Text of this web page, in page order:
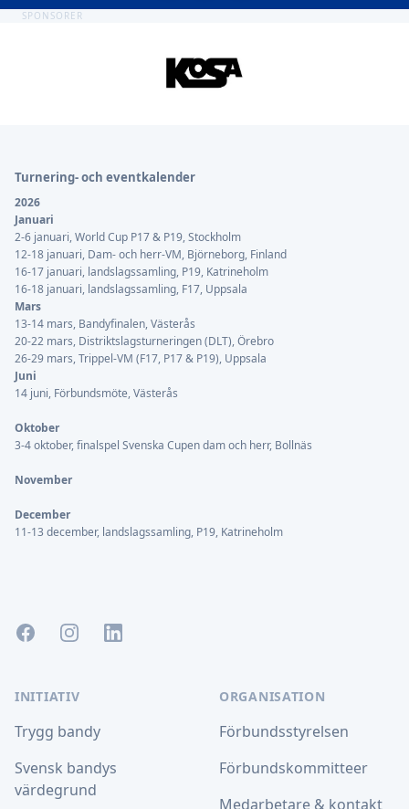
SPONSORER
Turnering- och eventkalender
2026
Januari
2-6 januari, World Cup P17 & P19, Stockholm
12-18 januari, Dam- och herr-VM, Björneborg, Finland
16-17 januari, landslagssamling, P19, Katrineholm
16-18 januari, landslagssamling, F17, Uppsala
Mars
13-14 mars, Bandyfinalen, Västerås
20-22 mars, Distriktslagsturneringen (DLT), Örebro
26-29 mars, Trippel-VM (F17, P17 & P19), Uppsala
Juni
14 juni, Förbundsmöte, Västerås
Oktober
3-4 oktober, finalspel Svenska Cupen dam och herr, Bollnäs
November
December
11-13 december, landslagssamling, P19, Katrineholm
FacebookInstagramLinkedIn
INITIATIV
Trygg bandy
Svensk bandys
värdegrund
ORGANISATION
Förbundsstyrelsen
Förbundskommitteer
Medarbetare & kontakt